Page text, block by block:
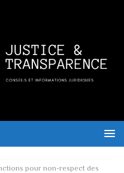
pour non-respect des